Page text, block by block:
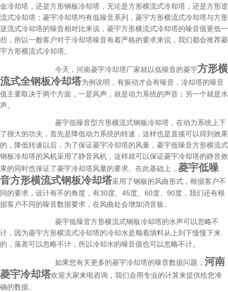
金冷却塔，还是方形钢板冷却塔，无论是方形横流式冷却塔，还是方形逆
流式冷却塔；菱宇冷却塔均有低噪音系列，菱宇方形横流式冷却塔与方形
逆流式冷却塔的噪音相对比来说，菱宇方形横流式冷却塔的噪音值更低一
些，所以一般客户对于冷却塔噪音有着严格的要求来说，我们都会推荐菱
宇方形横流式冷却塔。
今天，河南菱宇冷却塔厂家就以低噪音的菱宇方形横
流式全钢板冷却塔为例说明，有振动才会有噪音，冷却塔的噪音
值主要取决于两个方面，一是风声，就是动力系统的声音；另一个就是水
声。
菱宇低噪音型方形横流式钢板冷却塔，在动力系统上下
了很大的功夫，首先是降低动力系统的转速，这样也是直接可以得到效果
的，降低转速以后，为了保证菱宇冷却塔的风量，菱宇低噪音方形横流式
钢板冷却塔的风机采用了静音风机，这样就可以保证菱宇冷却塔的静音效
果的同时也保证了菱宇冷却塔风量的要求。在此基础上， 菱宇低噪
音方形横流式钢板冷却塔采用了钢板的风曲形式，根据客户不
同的要求，设计有不的角度，有30度、45度、60度、90度，我们还有根
据客户不同的噪音数据要求，在风曲处会增加消音板。
菱宇低噪音方形横流式钢板冷却塔的水声可以忽略不
计，因为菱宇方形横流式冷却塔的冷却水是顺着填料从上到下慢慢下来
的，落差可以忽略不计，所以冷却水的噪音值也可以忽略不计。
如果您有关更多的菱宇冷却塔的噪音数据问题， 河南
菱宇冷却塔欢迎大家来电咨询，我们会用专业的计算来提供给您准
确的数据。